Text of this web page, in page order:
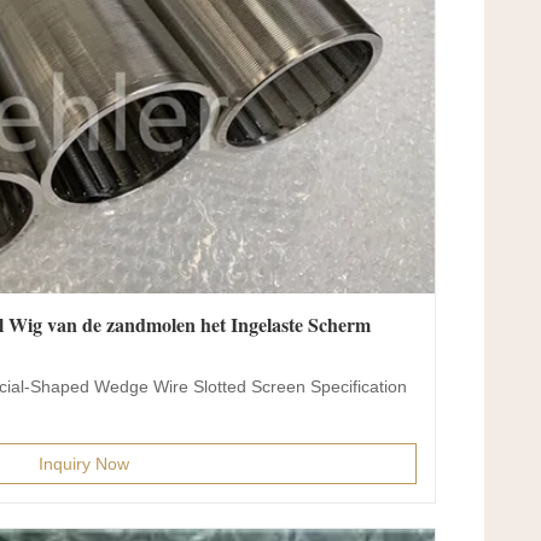
van de zandmolen het Ingelaste Scherm
Shaped Wedge Wire Slotted Screen Specification
Inquiry Now